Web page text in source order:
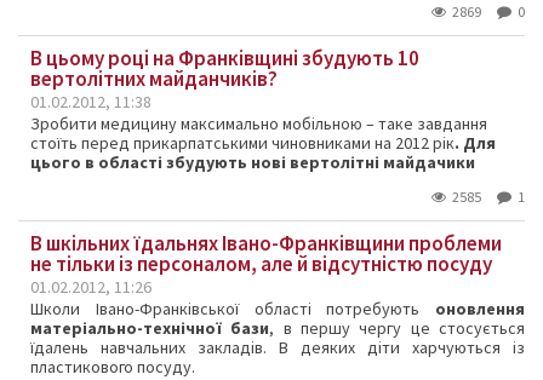
2869 0
В цьому році на Франківщині збудують 10
вертолітних майданчиків?
01.02.2012, 11:38
Зробити медицину максимально мобільною – таке завдання
стоїть перед прикарпатськими чиновниками на 2012 рік. Для
цього в області збудують нові вертолітні майдачики
2585 1
В шкільних їдальнях Івано-Франківщини проблеми
не тільки із персоналом, але й відсутністю посуду
01.02.2012, 11:26
Школи Івано-Франківської області потребують оновлення
матеріально-технічної бази, в першу чергу це стосується
їдалень навчальних закладів. В деяких діти харчуються із
пластикового посуду.